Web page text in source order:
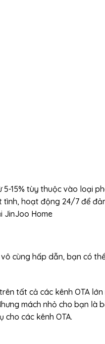
15% tùy thuộc vào loại
tình, hoạt động 24/7 để
JinJoo Home
cùng hấp dẫn, bạn có
tất cả các kênh OTA lớn
mách nhỏ cho bạn là
các kênh OTA.